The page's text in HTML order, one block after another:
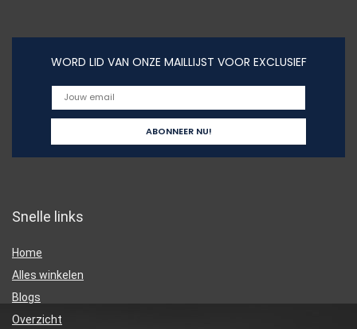
WORD LID VAN ONZE MAILLIJST VOOR EXCLUSIEF
Snelle links
Home
Alles winkelen
Blogs
Overzicht